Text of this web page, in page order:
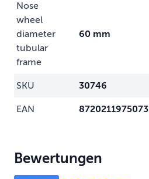
Nose
wheel
diameter
tubular
frame
60 mm
SKU 30746
EAN 8720211975073
Bewertungen